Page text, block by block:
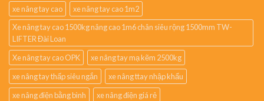
xe nâng tay cao
xe nâng tay cao 1m2
Xe nâng tay cao 1500kg nâng cao 1m6 chân siêu rộng 1500mm TW-
LIFTER Đài Loan
Xe nâng tay cao OPK
xe nâng tay mạ kẽm 2500kg
xe nâng tay thấp siêu ngắn
xe nâng ttay nhập khẩu
xe nâng điện bằng bình
xe nâng điện giá rẻ